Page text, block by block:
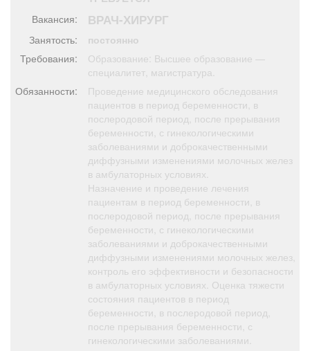
Я - пенсионер
Вакансия: ВРАЧ-ХИРУРГ
Занятость:
постоянно
Требования:
Образование: Высшее образование —
специалитет, магистратура.
Обязанности:
Проведение медицинского обследования
пациентов в период беременности, в
послеродовой период, после прерывания
беременности, с гинекологическими
заболеваниями и доброкачественными
диффузными изменениями молочных желез
в амбулаторных условиях.
Назначение и проведение лечения
пациентам в период беременности, в
послеродовой период, после прерывания
беременности, с гинекологическими
заболеваниями и доброкачественными
диффузными изменениями молочных желез,
контроль его эффективности и безопасности
в амбулаторных условиях. Оценка тяжести
состояния пациентов в период
беременности, в послеродовой период,
после прерывания беременности, с
гинекологическими заболеваниями.